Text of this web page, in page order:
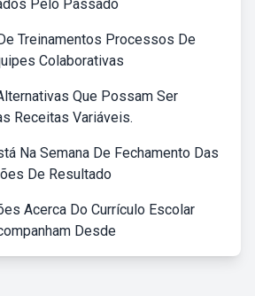
Pelo Passado
Treinamentos Processos De
Colaborativas
Que Possam Ser
Receitas Variáveis.
Na Semana De Fechamento Das
De Resultado
Acerca Do Currículo Escolar
Desde